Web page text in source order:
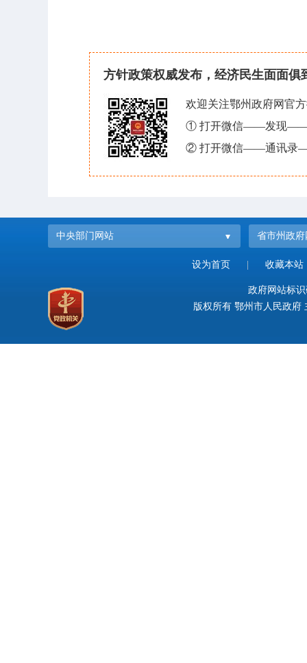
方针政策权威发布，经济民生面面俱
欢迎关注鄂州政府网官
① 打开微信——发现——
② 打开微信——通讯录
中央部门网站 省市州政府
设为首页 收藏本站
政府网站标
版权所有 鄂州市人民政府